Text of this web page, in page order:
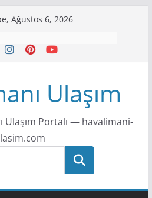
Ağustos 6, 2026
Ulaşım
Ulaşım Portalı — havalimani-